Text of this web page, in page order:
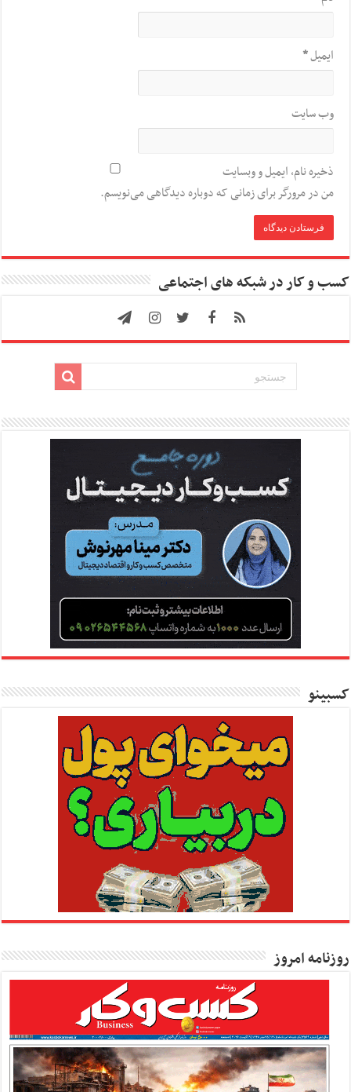
ایمیل*
وب‌ سایت
ذخیره نام، ایمیل و وبسایت
من در مرورگر برای زمانی که دوباره دیدگاهی می‌نویسم.
کسب و کار در شبکه های اجتماعی
کسبینو
روزنامه امروز